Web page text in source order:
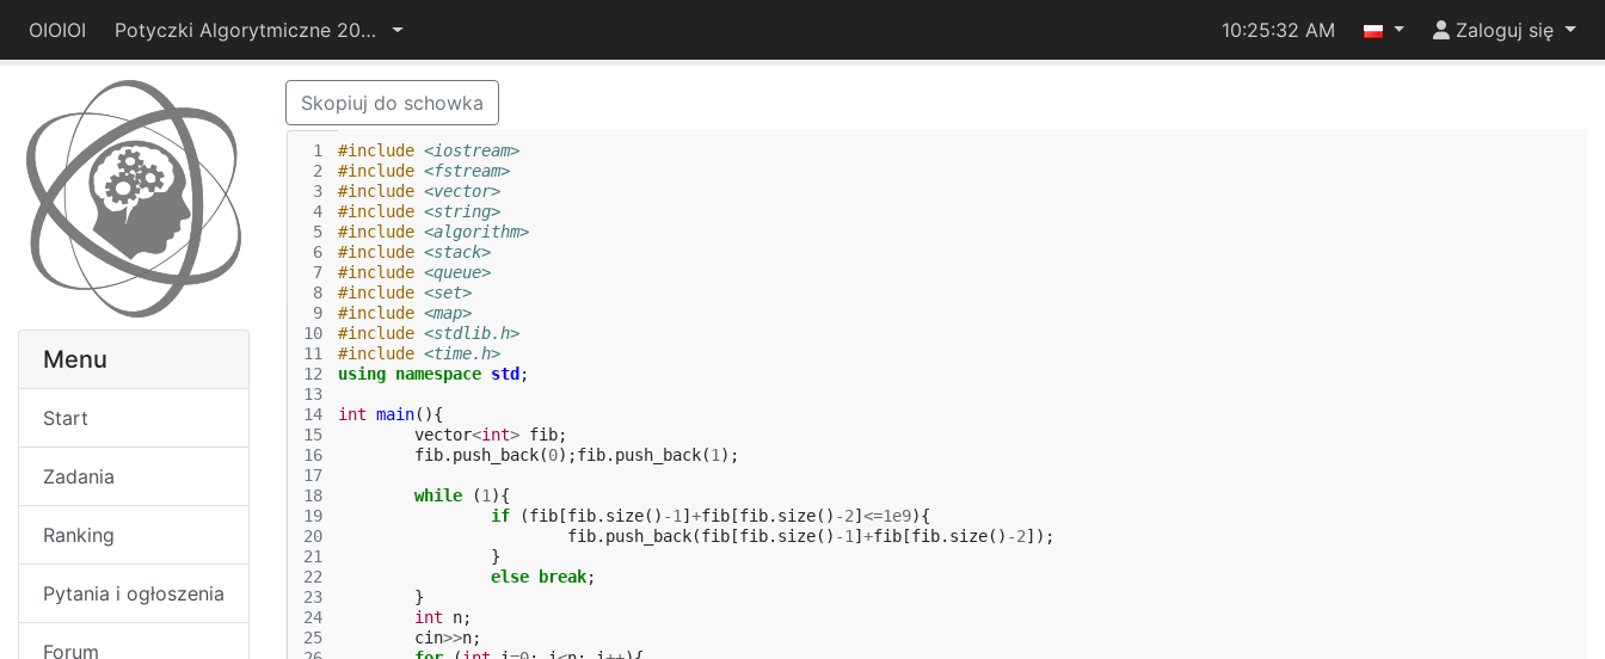
OIOIOI Potyczki Algorytmiczne 2014 10:25:32 AM Zaloguj się
Menu
Start
Zadania
Ranking
Pytania i ogłoszenia
Forum
Skopiuj do schowka
1
2
3
4
5
6
7
8
9
10
11
12
13
14
15
16
17
18
19
20
21
22
23
24
25
#include <iostream>
#include <fstream>
#include <vector>
#include <string>
#include <algorithm>
#include <stack>
#include <queue>
#include <set>
#include <map>
#include <stdlib.h>
#include <time.h>
using namespace std ;
int main(){
vector<int> fib;
fib. push_back(0);fib. push_back(1 );
while (1 ){
if
(fib [fib. size() -1 ] +fib [fib. size() -2] <=1e9){
fib. push_back(fib [fib. size() -1 ] +fib [fib. size() -2]);
}
else
break;
}
int
n;
cin>>n;